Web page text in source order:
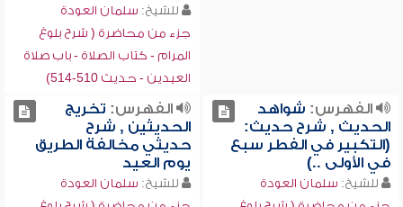
للشيخ: سلمان العودة
جزء من محاضرة ( شرح بلوغ
المرام - كتاب الصلاة - باب صلاة
العيدين - حديث 510-514)
الفهرس: شواهد
الحديث , شرح حديث:
(التكبير في الفطر سبع
في الأولى ..)
للشيخ: سلمان العودة
الفهرس: تخريج
الحديثين , شرح
حديثي مخالفة الطريق
يوم العيد
للشيخ: سلمان العودة